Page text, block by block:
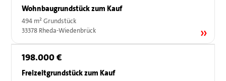
Wohnbaugrundstück zum Kauf
494 m² Grundstück
33378 Rheda-Wiedenbrück
198.000 €
Freizeitgrundstück zum Kauf